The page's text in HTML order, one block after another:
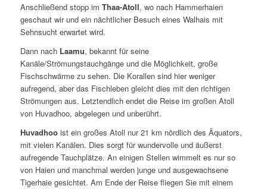
Anschließend stopp im Thaa-Atoll, wo nach Hammerhaien
geschaut wir und ein nächtlicher Besuch eines Walhais mit
Sehnsucht erwartet wird.
Dann nach Laamu, bekannt für seine
Kanäle/Strömungstauchgänge und die Möglichkeit, große
Fischschwärme zu sehen. Die Korallen sind hier weniger
aufregend, aber das Fischleben gleicht dies mit den richtigen
Strömungen aus. Letztendlich endet die Reise im großen Atoll
von Huvadhoo, abgelegen und unberührt.
Huvadhooist ein großes Atoll nur 21 km nördlich des Äquators,
mit vielen Kanälen. Dies sorgt für wundervolle und äußerst
aufregende Tauchplätze. An einigen Stellen wimmelt es nur so
von Haien und manchmal werden junge und ausgewachsene
Tigerhaie gesichtet. Am Ende der Reise fliegen Sie mit einem